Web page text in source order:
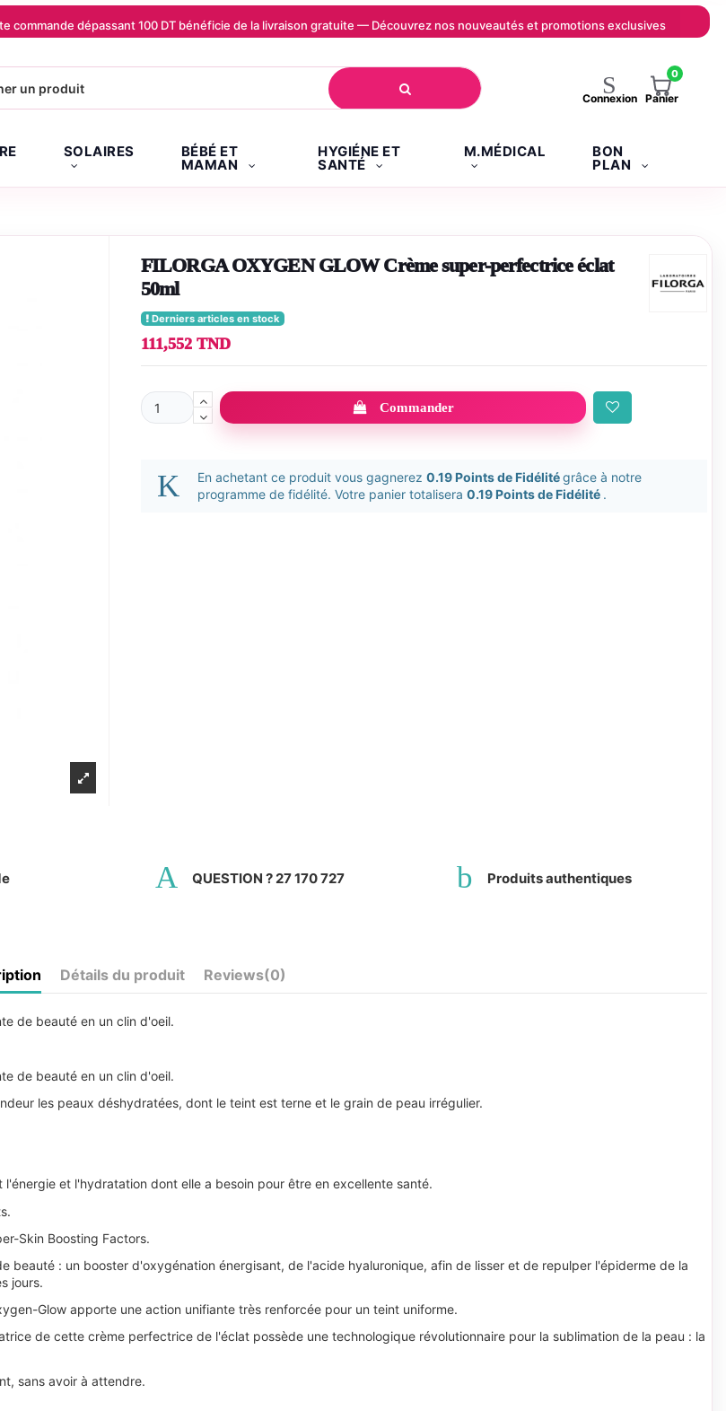
commande dépassant 100 DT bénéficie de la livraison gratuite — Découvrez nos nouveautés et promotions exclusives
Connexion
0
Panier
SOLAIRES BÉBÉ ET
MAMAN
HYGIÉNE ET
SANTÉ
M.MÉDICAL BON
PLAN
FILORGA OXYGEN GLOW Crème super-perfectrice éclat
50ml
Derniers articles en stock
111,552 TND
Commander
En achetant ce produit vous gagnerez 0.19 Points de Fidélitégrâce à notre
programme de fidélité. Votre panier totalisera 0.19 Points de Fidélité .
QUESTION ? 27 170 727 Produits authentiques
Détails du produit Reviews(0)
de beauté en un clin d'oeil.
de beauté en un clin d'oeil.
les peaux déshydratées, dont le teint est terne et le grain de peau irrégulier.
et l'hydratation dont elle a besoin pour être en excellente santé.
Skin Boosting Factors.
beauté : un booster d'oxygénation énergisant, de l'acide hyaluronique, afin de lisser et de repulper l'épiderme de la
jours.
Glow apporte une action unifiante très renforcée pour un teint uniforme.
de cette crème perfectrice de l'éclat possède une technologique révolutionnaire pour la sublimation de la peau : la
sans avoir à attendre.